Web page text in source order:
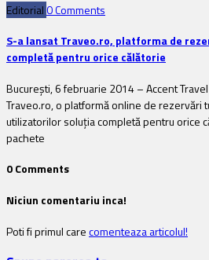
Editorial0 Comments
S-a lansat Traveo.ro, platforma de
completă pentru orice călătorie
București, 6 februarie 2014 – Accent
Traveo.ro, o platformă online de rezervări
utilizatorilor soluția completă pentru orice
pachete
0 Comments
Niciun comentariu inca!
Poti fi primul carecomenteaza articolul!